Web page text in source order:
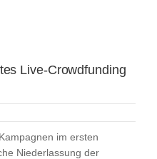
Live-Crowdfunding
im ersten
Niederlassung der